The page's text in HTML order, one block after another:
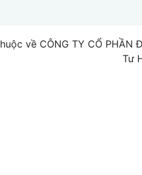
về CÔNG TY CỔ PHẦN
Tư